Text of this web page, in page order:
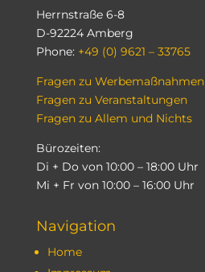
Herrnstraße 6-8
D-92224 Amberg
Phone: +49 (0) 9621 – 33765
Fragen zu Werbemaßnahmen
Fragen zu Veranstaltungen
Fragen zu Allem und Nichts
Bürozeiten:
Di + Do von 10:00 – 18:00 Uhr
Mi + Fr von 10:00 – 16:00 Uhr
Navigation
Home